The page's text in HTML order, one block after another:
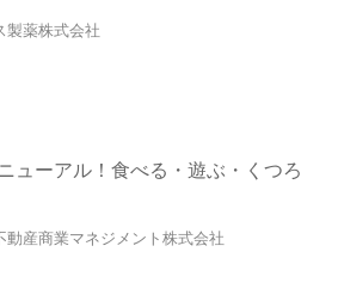
製薬株式会社
ューアル！食べる・遊ぶ・くつろ
動産商業マネジメント株式会社